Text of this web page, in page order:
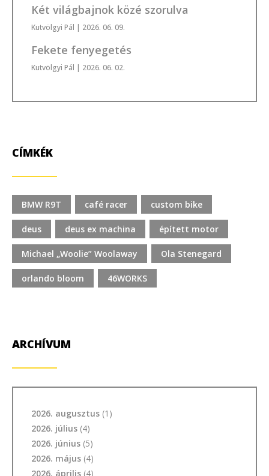
Két világbajnok közé szorulva
Kutvölgyi Pál | 2026. 06. 09.
Fekete fenyegetés
Kutvölgyi Pál | 2026. 06. 02.
CÍMKÉK
BMW R9T café racer custom bike
deus deus ex machina épített motor
Michael „Woolie” Woolaway Ola Stenegard
orlando bloom 46WORKS
ARCHÍVUM
2026. augusztus (1)
2026. július (4)
2026. június (5)
2026. május (4)
2026. április (4)